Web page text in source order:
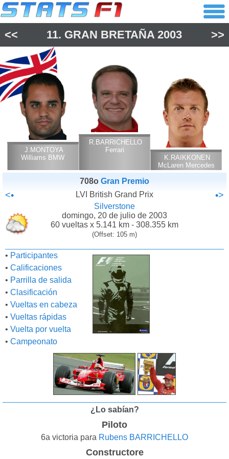
<< 11. GRAN BRETAÑA 2003 >>
J.MONTOYA
Williams BMW
R.BARRICHELLO
Ferrari
K.RAIKKONEN
McLaren Mercedes
708o Gran Premio
<• LVI British Grand Prix •>
Silverstone
domingo, 20 de julio de 2003
60 vueltas x 5.141 km - 308.355 km
(Offset: 105 m)
• Participantes
• Calificaciones
• Parrilla de salida
• Clasificación
• Vueltas en cabeza
• Vueltas rápidas
• Vuelta por vuelta
• Campeonato
¿Lo sabían?
Piloto
6a victoria para Rubens BARRICHELLO
Constructore